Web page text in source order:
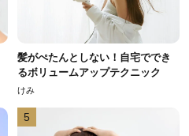
髪がぺたんとしない！自宅ででき
るボリュームアップテクニック
けみ
5